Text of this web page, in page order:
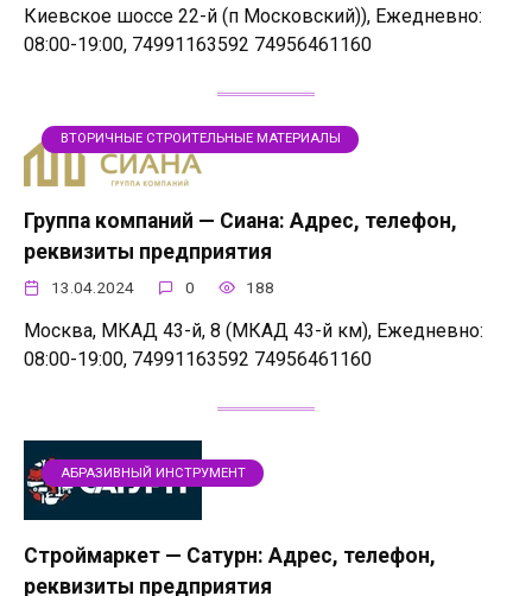
Киевское шоссе 22-й (п Московский)), Ежедневно:
08:00-19:00, 74991163592 74956461160
ВТОРИЧНЫЕ СТРОИТЕЛЬНЫЕ МАТЕРИАЛЫ
Группа компаний — Сиана: Адрес, телефон,
реквизиты предприятия
13.04.2024 0 188
Москва, МКАД 43-й, 8 (МКАД 43-й км), Ежедневно:
08:00-19:00, 74991163592 74956461160
АБРАЗИВНЫЙ ИНСТРУМЕНТ
Строймаркет — Сатурн: Адрес, телефон,
реквизиты предприятия